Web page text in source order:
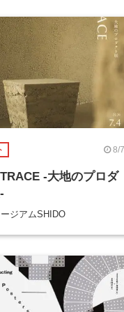
8/7
-大地のプロダ
ジアムSHIDO